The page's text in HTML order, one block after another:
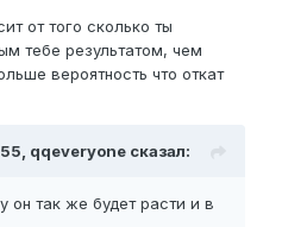
от того сколько ты
тебе результатом, чем
вероятность что откат
qqeveryone сказал:
он так же будет расти и в